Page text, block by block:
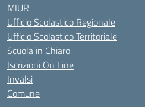
MIUR
Ufficio Scolastico Regionale
Ufficio Scolastico Territoriale
Scuola in Chiaro
Iscrizioni On Line
Invalsi
Comune